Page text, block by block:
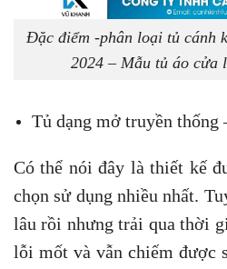
Đặc điểm -phân loại tủ cánh
2024 – Mẫu tủ áo cửa
Tủ dạng mở truyền thống
Có thể nói đây là thiết kế
chọn sử dụng nhiều nhất.
lâu rồi nhưng trải qua thời
lỗi mốt và vẫn chiếm được